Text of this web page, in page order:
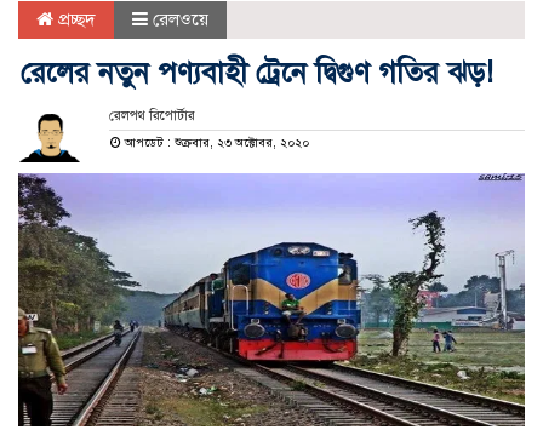
প্রচ্ছদ রেলওয়ে
রেলের নতুন পণ্যবাহী ট্রেনে দ্বিগুণ গতির ঝড়!
রেলপথ রিপোর্টার
আপডেট : শুক্রবার, ২৩ অক্টোবর, ২০২০